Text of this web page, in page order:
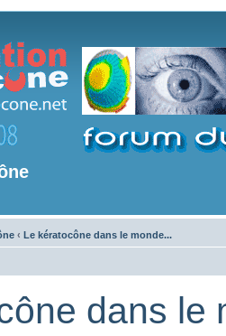
‹ Le kératocône dans le monde...
dans le